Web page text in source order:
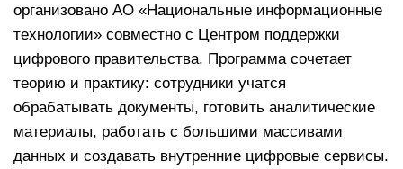
организовано АО «Национальные информационные
технологии» совместно с Центром поддержки
цифрового правительства. Программа сочетает
теорию и практику: сотрудники учатся
обрабатывать документы, готовить аналитические
материалы, работать с большими массивами
данных и создавать внутренние цифровые сервисы.